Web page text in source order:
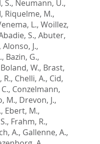
S., Neumann, U.,
, Riquelme, M.,
L., Woillez,
S., Abuter,
, Alonso, J.,
, Bazin, G.,
Boland, W., Brast,
R., Chelli, A., Cid,
, Conzelmann,
M., Drevon, J.,
, Ebert, M.,
, Frahm, R.,
A., Gallenne, A.,